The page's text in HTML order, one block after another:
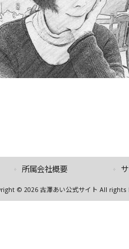
所属会社概要
© 2026 古澤あい公式サイト All rights